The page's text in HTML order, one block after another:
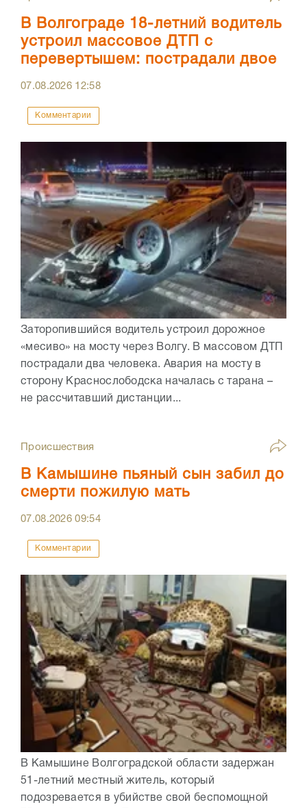
В Волгограде 18-летний водитель
устроил массовое ДТП с
перевертышем: пострадали двое
07.08.2026 12:58
Комментарии
Заторопившийся водитель устроил дорожное
«месиво» на мосту через Волгу. В массовом ДТП
пострадали два человека. Авария на мосту в
сторону Краснослободска началась с тарана –
не рассчитавший дистанции...
Происшествия
В Камышине пьяный сын забил до
смерти пожилую мать
07.08.202609:54
Комментарии
В Камышине Волгоградской области задержан
51-летний местный житель, который
подозревается в убийстве свой беспомощной